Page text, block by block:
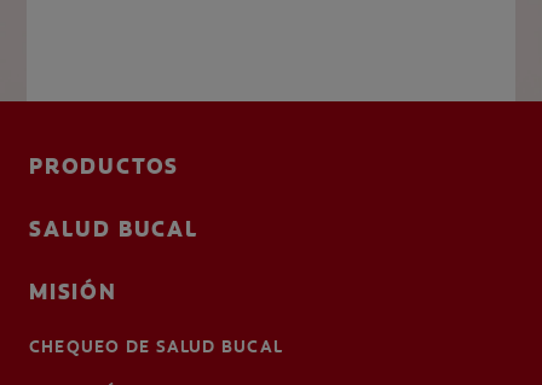
PRODUCTOS
SALUD BUCAL
MISIÓN
CHEQUEO DE SALUD BUCAL